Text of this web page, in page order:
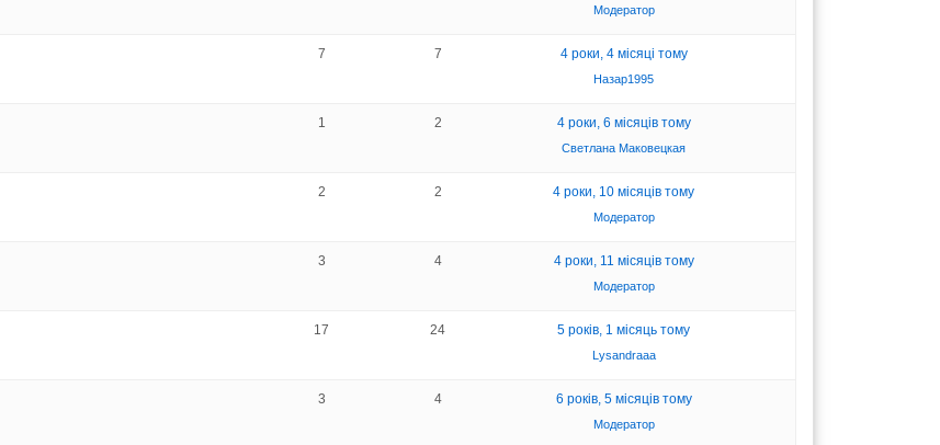
Модератор
7 7 4 роки, 4 місяці тому
Назар1995
1 2 4 роки, 6 місяців тому
Светлана Маковецкая
2 2 4 роки, 10 місяців тому
Модератор
3 4 4 роки, 11 місяців тому
Модератор
17 24 5 років, 1 місяць тому
Lysandraaa
3 4 6 років, 5 місяців тому
Модератор